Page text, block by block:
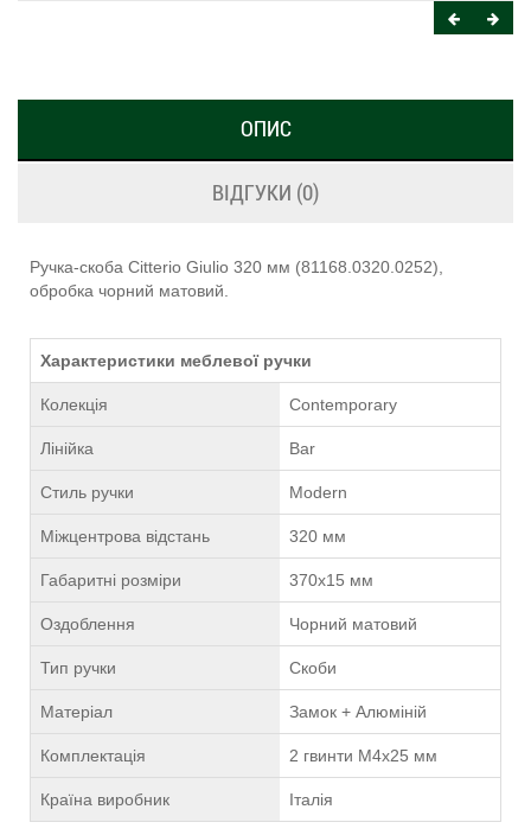
ОПИС
ВІДГУКИ (0)
Ручка-скоба Citterio Giulio 320 мм (81168.0320.0252),
обробка чорний матовий.
Характеристики меблевої ручки
Колекція Contemporary
Лінійка Bar
Стиль ручки Modern
Міжцентрова відстань 320 мм
Габаритні розміри 370х15 мм
Оздоблення Чорний матовий
Тип ручки Скоби
Матеріал Замок + Алюміній
Комплектація 2 гвинти М4х25 мм
Країна виробник Італія